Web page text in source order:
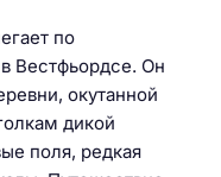
по
Вестфьордсе. Он
окутанной
дикой
поля, редкая